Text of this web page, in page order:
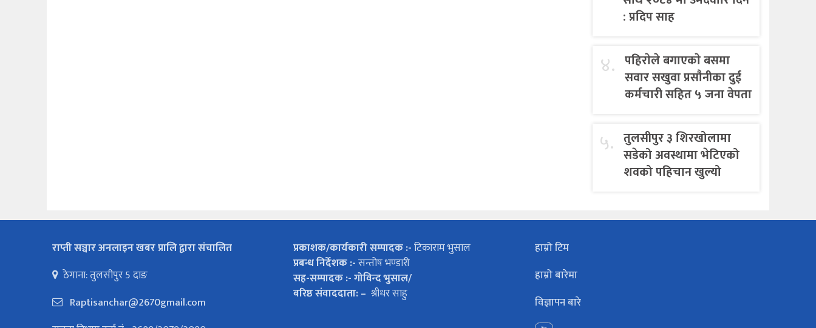
: प्रदिप साह
४. पहिराेले बगाएकाे बसमा
सवार सखुवा प्रसाैनीका दुई
कर्मचारी सहित ५ जना वेपता
५. तुलसीपुर ३ शिरखोलामा
सडेको अवस्थामा भेटिएको
शवको पहिचान खुल्यो
राप्ती सञ्चार अनलाइन खबर प्रालि द्वारा संचालित
ठेगाना: तुलसीपुर 5 दाङ
Raptisanchar@2670gmail.com
प्रकाशक/कार्यकारी सम्पादक :-टिकाराम भुसाल
प्रबन्ध निर्देशक :-सन्तोष भण्डारी
सह-सम्पादक :- गोविन्द भुसाल/
बरिष्ठ संवाददाता: – श्रीधर साहु
हाम्रो टिम
हाम्रो बारेमा
विज्ञापन बारे